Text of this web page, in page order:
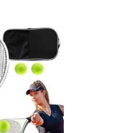
Dir weiter viel